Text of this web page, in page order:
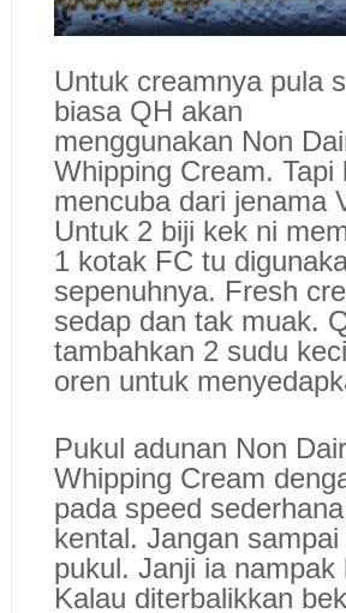
Untuk creamnya pula
biasa QH akan
menggunakan Non
Whipping Cream. Tapi
mencuba dari jenama
Untuk 2 biji kek ni
1 kotak FC tu
sepenuhnya. Fresh
sedap dan tak muak.
tambahkan 2 sudu
oren untuk
Pukul adunan Non
Whipping Cream
pada speed
kental. Jangan sampai
pukul. Janji ia nampak
Kalau diterbalikkan